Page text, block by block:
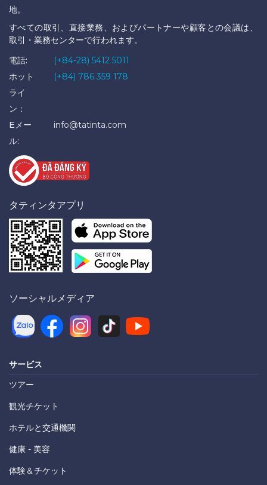
地。
すべての取引、直接業務、およびパートナーや顧客との会議は、
取引・業務センターで行われます。
電話:
(+84-28) 5412 5011
ホット
ライ
ン：
(+84) 786 359 178
Eメー
ル:
info@tatinta.com
タティンタアプリ
ソーシャルメディア
サービス
ツアー
観光チケット
ホテルと交通機関
健康 - 美容
体験＆チケット